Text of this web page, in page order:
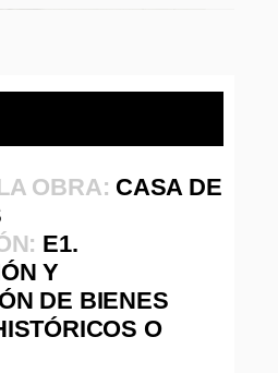
OBRA: CASA DE
E1.
Y
DE BIENES
O